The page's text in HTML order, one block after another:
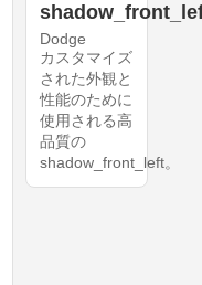
Dodge
カスタマイズ
された外観と
性能のために
使用される高
品質の
shadow_front_left。